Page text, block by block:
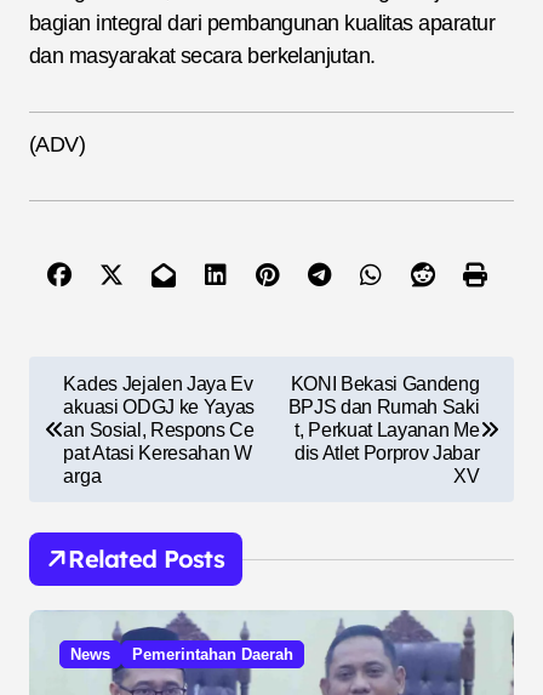
bagian integral dari pembangunan kualitas aparatur
dan masyarakat secara berkelanjutan.
(ADV)
g
a
s
Kades Jejalen Jaya Ev
akuasi ODGJ ke Yayas
an Sosial, Respons Ce
pat Atasi Keresahan W
arga
KONI Bekasi Gandeng
BPJS dan Rumah Saki
t, Perkuat Layanan Me
dis Atlet Porprov Jabar
XV
Related Posts
News Pemerintahan Daerah